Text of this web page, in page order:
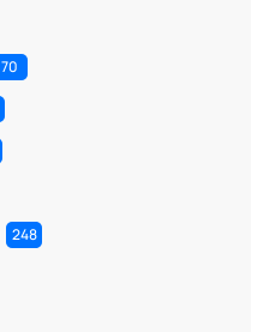
70
248